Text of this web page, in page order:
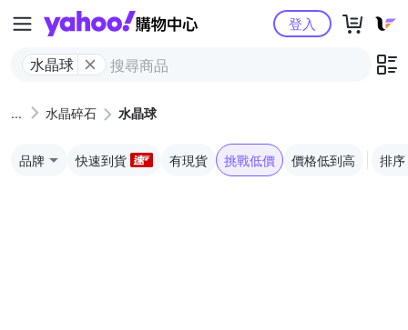
Yahoo購物中心
水晶球
登入
水晶碎石 水晶球
品牌 快速到貨 有現貨 挑戰低價 價格低到高 排序